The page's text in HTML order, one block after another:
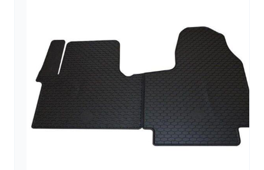
arrow_forward
person
Login
favorite_border
Wunschliste
shopping_cart
Warenkorb